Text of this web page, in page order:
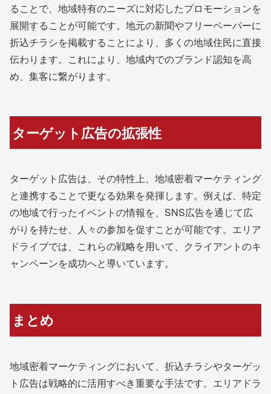
ることで、地域特有のニーズに対応したプロモーションを
展開することが可能です。地元の新聞やフリーペーパーに
折込チラシを掲載することにより、多くの地域住民に直接
伝わります。これにより、地域内でのブランド認知を高
め、集客に繋がります。
ターゲット広告の拡張性
ターゲット広告は、その特性上、地域密着マーケティング
と連携することで更なる効果を発揮します。例えば、特定
の地域で行ったイベントの情報を、SNS広告を通じて広
がりを持たせ、人々の参加を促すことが可能です。エリア
ドライブでは、これらの戦略を用いて、クライアントのキ
ャンペーンを成功へと導いています。
まとめ
地域密着マーケティングにおいて、折込チラシやターゲッ
ト広告は戦略的に活用すべき重要な手法です。エリアドラ